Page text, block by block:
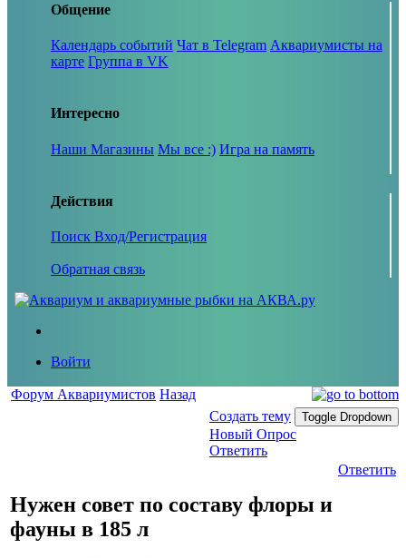
Общение
Календарь событий Чат в Telegram Аквариумисты на
карте Группа в VK
Интересно
Наши Магазины Мы все :) Игра на память
Действия
Поиск Вход/Регистрация
Обратная связь
Войти
Форум Аквариумистов Назад
Создать тему
Toggle Dropdown
Новый Опрос
Ответить
Ответить
Нужен совет по составу флоры и
фауны в 185 л